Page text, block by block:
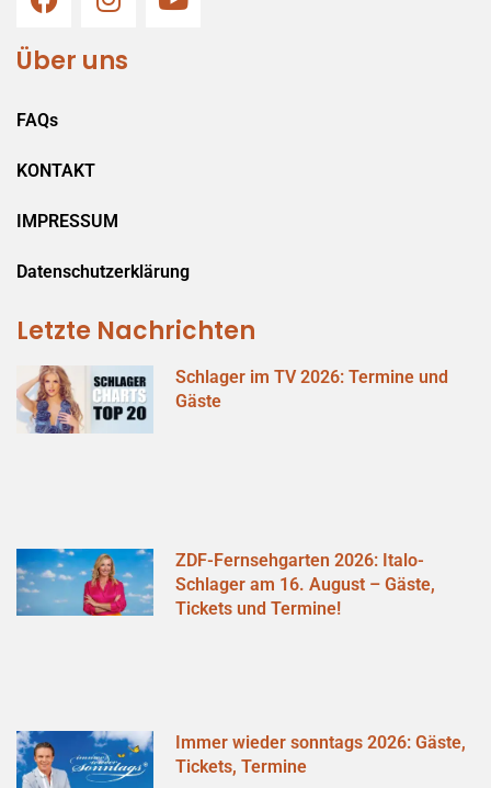
Über uns
FAQs
KONTAKT
IMPRESSUM
Datenschutzerklärung
Letzte Nachrichten
Schlager im TV 2026: Termine und
Gäste
ZDF-Fernsehgarten 2026: Italo-
Schlager am 16. August – Gäste,
Tickets und Termine!
Immer wieder sonntags 2026: Gäste,
Tickets, Termine